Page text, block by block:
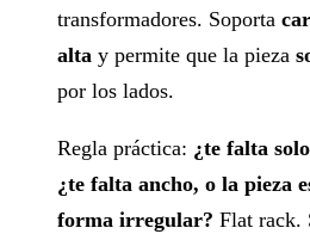
transformadores. Soporta
alta y permite que la pieza
por los lados.
Regla práctica: ¿te falta
¿te falta ancho, o la pieza
forma irregular? Flat rack.